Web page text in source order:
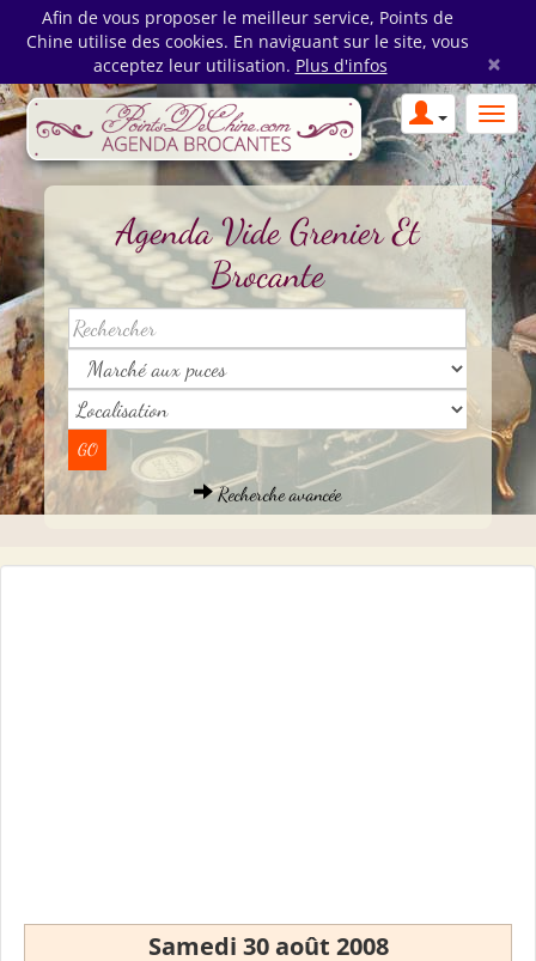
Afin de vous proposer le meilleur service, Points de
Chine utilise des cookies. En naviguant sur le site, vous
acceptez leur utilisation. Plus d'infos ×
Agenda Vide Grenier Et
Brocante
Recherche avancée
Samedi 30 août 2008